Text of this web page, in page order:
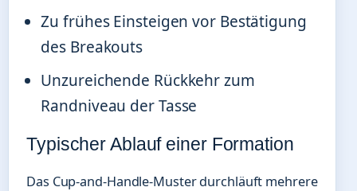
Zu frühes Einsteigen vor Bestätigung
des Breakouts
Unzureichende Rückkehr zum
Randniveau der Tasse
Typischer Ablauf einer Formation
Das Cup-and-Handle-Muster durchläuft mehrere